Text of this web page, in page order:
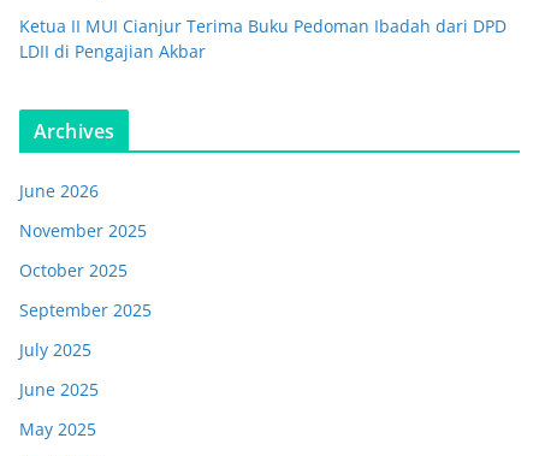
Ketua II MUI Cianjur Terima Buku Pedoman Ibadah dari DPD
LDII di Pengajian Akbar
Archives
June 2026
November 2025
October 2025
September 2025
July 2025
June 2025
May 2025